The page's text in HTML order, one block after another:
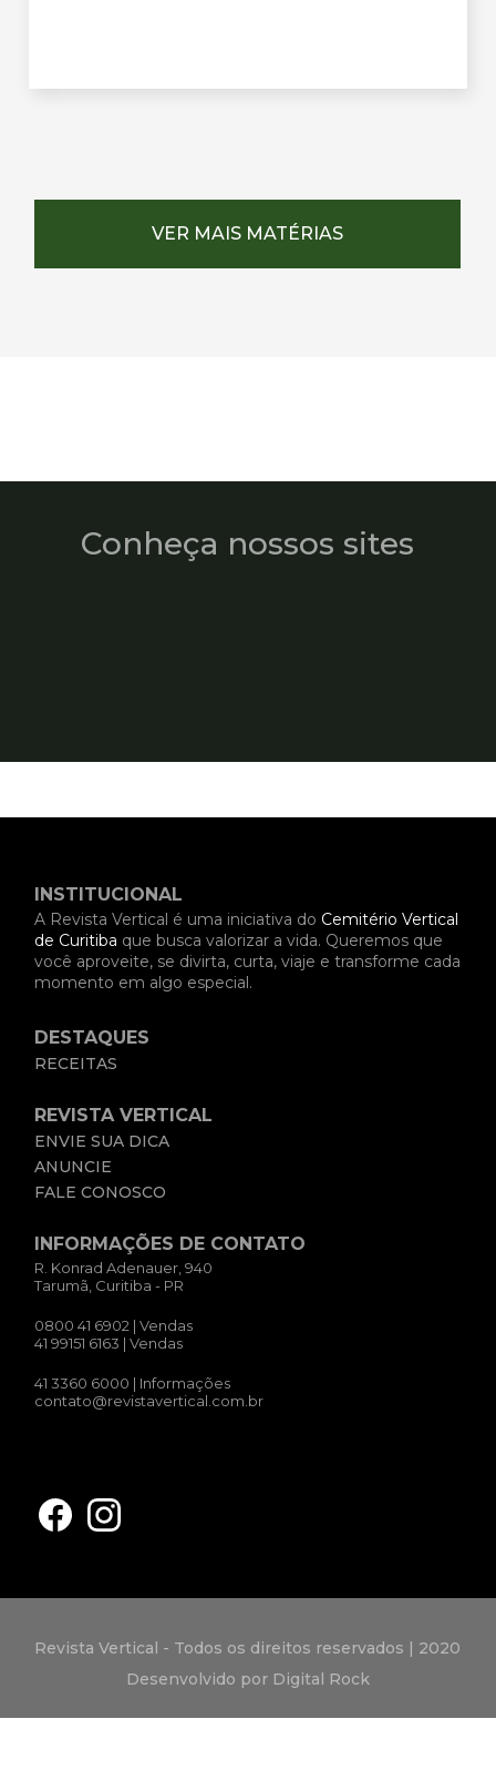
VER MAIS MATÉRIAS
Conheça nossos sites
INSTITUCIONAL
A Revista Vertical é uma iniciativa do Cemitério Vertical
de Curitiba que busca valorizar a vida. Queremos que
você aproveite, se divirta, curta, viaje e transforme cada
momento em algo especial.
DESTAQUES
RECEITAS
REVISTA VERTICAL
ENVIE SUA DICA
ANUNCIE
FALE CONOSCO
INFORMAÇÕES DE CONTATO
R. Konrad Adenauer, 940
Tarumã, Curitiba - PR
0800 41 6902 | Vendas
41 99151 6163 | Vendas
41 3360 6000 | Informações
contato@revistavertical.com.br
Revista Vertical - Todos os direitos reservados | 2020
Desenvolvido por Digital Rock